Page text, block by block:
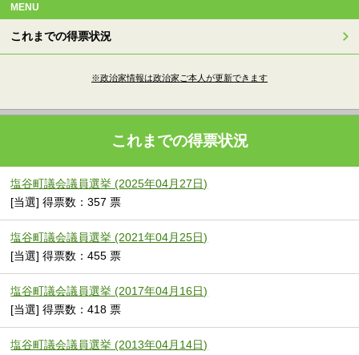
MENU
これまでの得票状況
※政治家情報は政治家ご本人が更新できます
これまでの得票状況
塩谷町議会議員選挙 (2025年04月27日)
[当選] 得票数：357 票
塩谷町議会議員選挙 (2021年04月25日)
[当選] 得票数：455 票
塩谷町議会議員選挙 (2017年04月16日)
[当選] 得票数：418 票
塩谷町議会議員選挙 (2013年04月14日)